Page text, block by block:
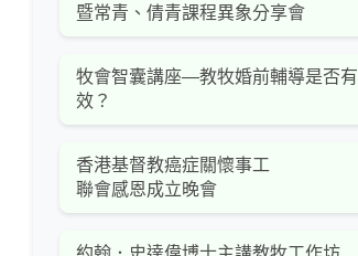
暨常青、倩青課程異象分享會
牧會智囊講座—教牧婚前輔導是否有
效？
香港基督教癌症關懷事工
聯會感恩成立晚會